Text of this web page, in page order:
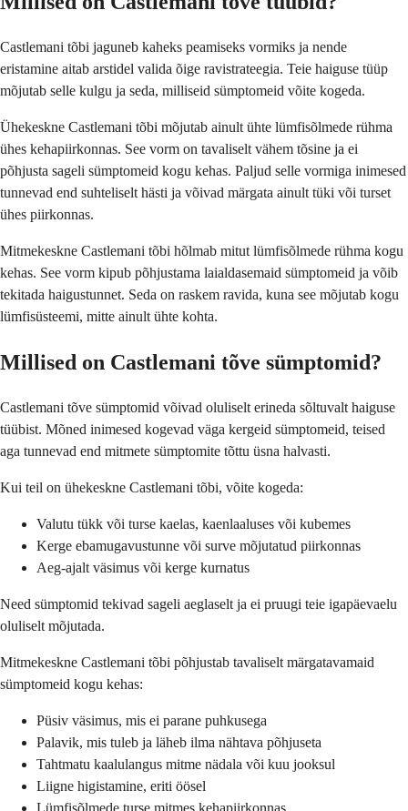
Castlemani tõbi jaguneb kaheks peamiseks vormiks ja nende
eristamine aitab arstidel valida õige ravistrateegia. Teie haiguse tüüp
mõjutab selle kulgu ja seda, milliseid sümptomeid võite kogeda.
Ühekeskne Castlemani tõbi mõjutab ainult ühte lümfisõlmede rühma
ühes kehapiirkonnas. See vorm on tavaliselt vähem tõsine ja ei
põhjusta sageli sümptomeid kogu kehas. Paljud selle vormiga inimesed
tunnevad end suhteliselt hästi ja võivad märgata ainult tüki või turset
ühes piirkonnas.
Mitmekeskne Castlemani tõbi hõlmab mitut lümfisõlmede rühma kogu
kehas. See vorm kipub põhjustama laialdasemaid sümptomeid ja võib
tekitada haigustunnet. Seda on raskem ravida, kuna see mõjutab kogu
lümfisüsteemi, mitte ainult ühte kohta.
Millised on Castlemani tõve sümptomid?
Castlemani tõve sümptomid võivad oluliselt erineda sõltuvalt haiguse
tüübist. Mõned inimesed kogevad väga kergeid sümptomeid, teised
aga tunnevad end mitmete sümptomite tõttu üsna halvasti.
Kui teil on ühekeskne Castlemani tõbi, võite kogeda:
Valutu tükk või turse kaelas, kaenlaaluses või kubemes
Kerge ebamugavustunne või surve mõjutatud piirkonnas
Aeg-ajalt väsimus või kerge kurnatus
Need sümptomid tekivad sageli aeglaselt ja ei pruugi teie igapäevaelu
oluliselt mõjutada.
Mitmekeskne Castlemani tõbi põhjustab tavaliselt märgatavamaid
sümptomeid kogu kehas:
Püsiv väsimus, mis ei parane puhkusega
Palavik, mis tuleb ja läheb ilma nähtava põhjuseta
Tahtmatu kaalulangus mitme nädala või kuu jooksul
Liigne higistamine, eriti öösel
Lümfisõlmede turse mitmes kehapiirkonnas